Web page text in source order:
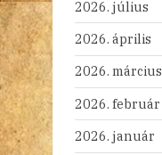
2026. július
2026. április
2026. március
2026. február
2026. január